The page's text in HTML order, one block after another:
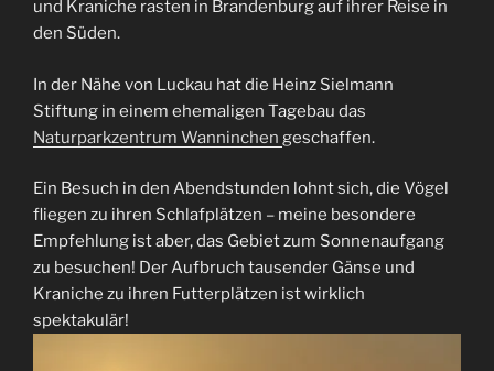
und Kraniche rasten in Brandenburg auf ihrer Reise in
den Süden.
In der Nähe von Luckau hat die Heinz Sielmann
Stiftung in einem ehemaligen Tagebau das
Naturparkzentrum Wanninchen geschaffen.
Ein Besuch in den Abendstunden lohnt sich, die Vögel
fliegen zu ihren Schlafplätzen – meine besondere
Empfehlung ist aber, das Gebiet zum Sonnenaufgang
zu besuchen! Der Aufbruch tausender Gänse und
Kraniche zu ihren Futterplätzen ist wirklich
spektakulär!